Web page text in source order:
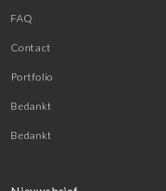
FAQ
Contact
Portfolio
Bedankt
Bedankt